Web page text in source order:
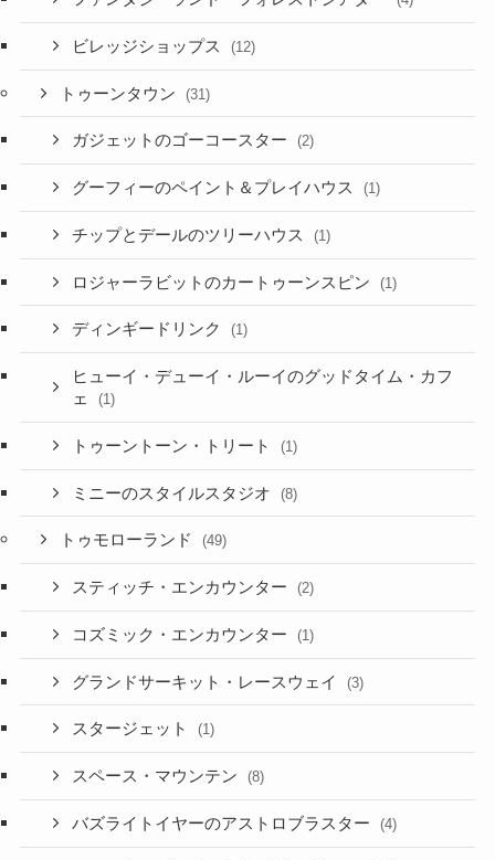
ビレッジショップス (12)
トゥーンタウン (31)
ガジェットのゴーコースター (2)
グーフィーのペイント＆プレイハウス (1)
チップとデールのツリーハウス (1)
ロジャーラビットのカートゥーンスピン (1)
ディンギードリンク (1)
ヒューイ・デューイ・ルーイのグッドタイム・カフ
ェ
(1)
トゥーントーン・トリート (1)
ミニーのスタイルスタジオ (8)
トゥモローランド (49)
スティッチ・エンカウンター (2)
コズミック・エンカウンター (1)
グランドサーキット・レースウェイ (3)
スタージェット (1)
スペース・マウンテン (8)
バズライトイヤーのアストロブラスター (4)